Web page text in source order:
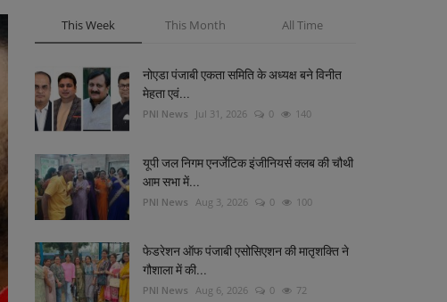
This Week This Month All Time
नोएडा पंजाबी एकता समिति के अध्यक्ष बने विनीत
मेहता एवं...
PNI News Jul 31, 2026 0 140
यूपी जल निगम एनर्जेटिक इंजीनियर्स क्लब की चौथी
आम सभा में...
PNI News Aug 3, 2026 0 100
फेडरेशन ऑफ पंजाबी एसोसिएशन की मातृशक्ति ने
गौशाला में की...
PNI News Aug 6, 2026 0 72